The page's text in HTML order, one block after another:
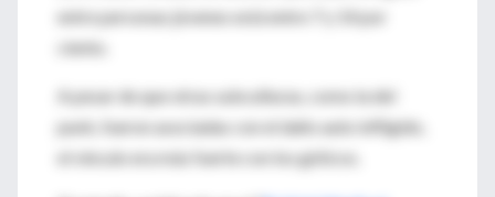
entre personas jóvenes está entre 7 y 14 por
ciento.
A pesar de que otras subculturas, como la del
punk, fueron asociadas con el daño auto infligido,
el vínculo era más fuerte con los góticos.